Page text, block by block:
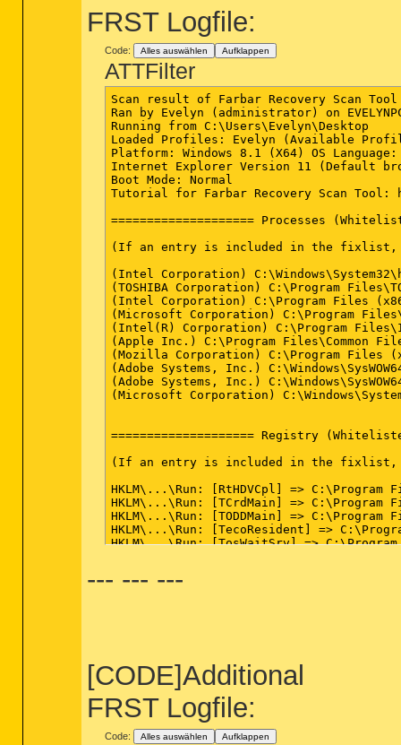
[]
Scan was completed on 22.06.2015 at
FRST Logfile:
Code: Alles auswählen Aufklappen
ATTFilter
Scan result of Farbar Recovery Scan
Ran by Evelyn (administrator) on
Running from C:\Users\Evelyn\Desktop
Loaded Profiles: Evelyn (Available
Platform: Windows 8.1 (X64) OS
Internet Explorer Version 11 (Default
Boot Mode: Normal
Tutorial for Farbar Recovery Scan Tool:
==================== Processes
(If an entry is included in the fixlist,
(Intel Corporation)
(TOSHIBA Corporation) C:\Program
(Intel Corporation) C:\Program Files
(Microsoft Corporation) C:\Program
(Intel(R) Corporation) C:\Program
(Apple Inc.) C:\Program Files\Common
(Mozilla Corporation) C:\Program
(Adobe Systems, Inc.)
(Adobe Systems, Inc.)
(Microsoft Corporation)
==================== Registry
(If an entry is included in the fixlist,
HKLM\...\Run: [RtHDVCpl] => C:\Program
HKLM\...\Run: [TCrdMain] => C:\Program
HKLM\...\Run: [TODDMain] => C:\Program
HKLM\...\Run: [TecoResident] =>
HKLM\...\Run: [TosWaitSrv] => C:\Program
HKLM\...\Run: [Logitech Download
HKU\S-1-5-21-4282029344-313294549-
ShellIconOverlayIdentifiers-x32: [
ShellIconOverlayIdentifiers-x32: [
ShellIconOverlayIdentifiers-x32: [
==================== Internet
--- --- ---
[CODE]Additional
FRST Logfile:
Code: Alles auswählen Aufklappen